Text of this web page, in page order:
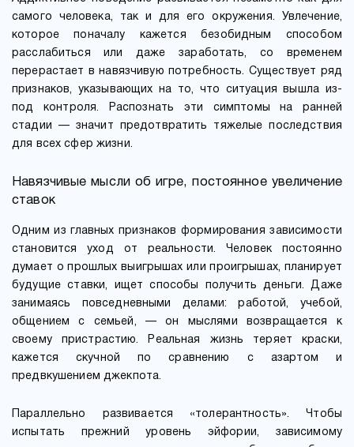
самого человека, так и для его окружения. Увлечение,
которое поначалу кажется безобидным способом
расслабиться или даже заработать, со временем
перерастает в навязчивую потребность. Существует ряд
признаков, указывающих на то, что ситуация вышла из-
под контроля. Распознать эти симптомы на ранней
стадии — значит предотвратить тяжелые последствия
для всех сфер жизни.
Навязчивые мысли об игре, постоянное увеличение
ставок
Одним из главных признаков формирования зависимости
становится уход от реальности. Человек постоянно
думает о прошлых выигрышах или проигрышах, планирует
будущие ставки, ищет способы получить деньги. Даже
занимаясь повседневными делами: работой, учебой,
общением с семьей, — он мыслями возвращается к
своему пристрастию. Реальная жизнь теряет краски,
кажется скучной по сравнению с азартом и
предвкушением джекпота.
Параллельно развивается «толерантность». Чтобы
испытать прежний уровень эйфории, зависимому